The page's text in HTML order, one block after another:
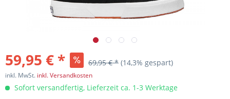
59,95 € * 69,95 € * (14,3% gespart)
inkl. MwSt. inkl. Versandkosten
Sofort versandfertig, Lieferzeit ca. 1-3 Werktage